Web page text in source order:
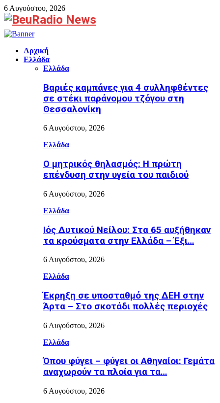
6 Αυγούστου, 2026
Facebook
Αρχική
Ελλάδα
Ελλάδα
Βαριές καμπάνες για 4 συλληφθέντες
σε στέκι παράνομου τζόγου στη
Θεσσαλονίκη
6 Αυγούστου, 2026
Ελλάδα
Ο μητρικός θηλασμός: Η πρώτη
επένδυση στην υγεία του παιδιού
6 Αυγούστου, 2026
Ελλάδα
Ιός Δυτικού Νείλου: Στα 65 αυξήθηκαν
τα κρούσματα στην Ελλάδα – Έξι…
6 Αυγούστου, 2026
Ελλάδα
Έκρηξη σε υποσταθμό της ΔΕΗ στην
Άρτα – Στο σκοτάδι πολλές περιοχές
6 Αυγούστου, 2026
Ελλάδα
Όπου φύγει – φύγει οι Αθηναίοι: Γεμάτα
αναχωρούν τα πλοία για τα…
6 Αυγούστου, 2026